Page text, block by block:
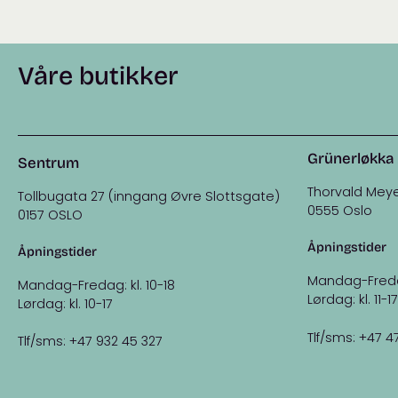
Våre butikker
Sentrum
Tollbugata 27 (inngang Øvre Slottsgate)
0157 OSLO
Åpningstider
Mandag-Fredag: kl. 10-18
Lørdag: kl. 10-17
Tlf/sms: +47 932 45 327
Grünerløkka
Thorvald
0555 Oslo
Åpningstider
Mandag-
Lørdag: kl. 11-17
Tlf/sms: +47